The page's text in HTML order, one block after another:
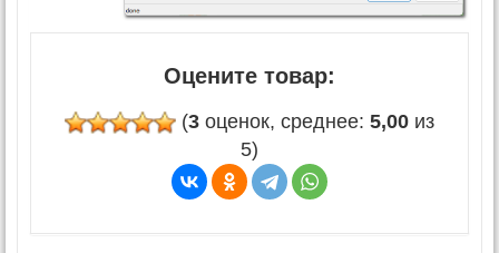
Оцените товар:
(3 оценок, среднее: 5,00 из
5)